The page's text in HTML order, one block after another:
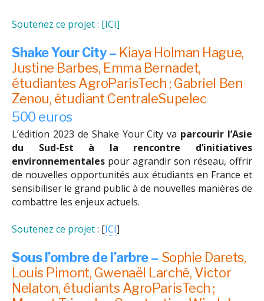
Soutenez ce projet : [ICI]
Shake Your City – Kiaya Holman Hague,
Justine Barbes, Emma Bernadet,
étudiantes AgroParisTech ; Gabriel Ben
Zenou, étudiant CentraleSupelec
500 euros
L’édition 2023 de Shake Your City va parcourir l’Asie
du Sud-Est à la rencontre d’initiatives
environnementales pour agrandir son réseau, offrir
de nouvelles opportunités aux étudiants en France et
sensibiliser le grand public à de nouvelles manières de
combattre les enjeux actuels.
Soutenez ce projet: [ICI]
Sous l’ombre de l’arbre – Sophie Darets,
Louis Pimont, Gwenaël Larché, Victor
Nelaton, étudiants AgroParisTech ;